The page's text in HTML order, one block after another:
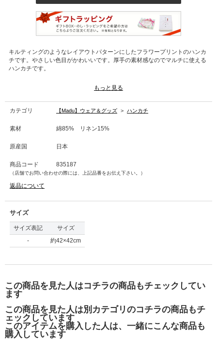
キルティングのようなレイアウトパターンにしたフラワープリントのハンカ
チです。やさしい色目がかわいいです。厚手の素材感なのでマルチに使える
ハンカチです。
ピンク：835188
もっと見る
カテゴリ 【Madu】ウェア＆グッズ > ハンカチ
素材 綿85% リネン15%
原産国 日本
商品コード 835187
（店舗でお問い合わせの際には、上記品番をお伝え下さい。）
返品について
サイズ
サイズ表記
サイズ
-
約42×42cm
この商品を見た人はコチラの商品もチェックしてい
ます
この商品を見た人は別カテゴリのコチラの商品もチ
ェックしています
このアイテムを購入した人は、一緒にこんな商品も
購入しています